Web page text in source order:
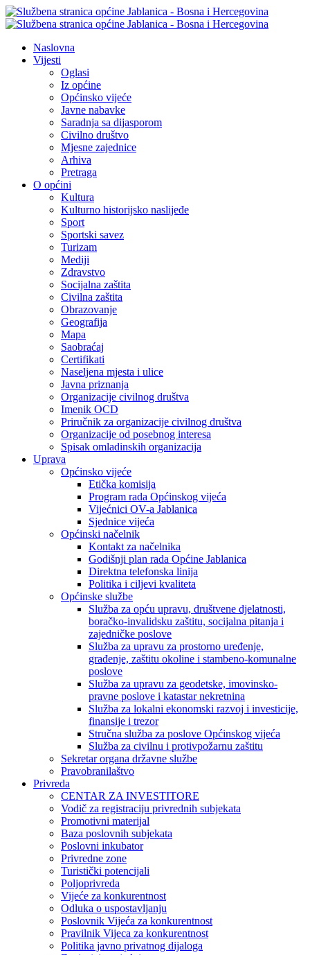
Naslovna
Vijesti
Oglasi
Iz općine
Općinsko vijeće
Javne nabavke
Saradnja sa dijasporom
Civilno društvo
Mjesne zajednice
Arhiva
Pretraga
O općini
Kultura
Kulturno historijsko naslijeđe
Sport
Sportski savez
Turizam
Mediji
Zdravstvo
Socijalna zaštita
Civilna zaštita
Obrazovanje
Geografija
Mapa
Saobraćaj
Certifikati
Naseljena mjesta i ulice
Javna priznanja
Organizacije civilnog društva
Imenik OCD
Priručnik za organizacije civilnog društva
Organizacije od posebnog interesa
Spisak omladinskih organizacija
Uprava
Općinsko vijeće
Etička komisija
Program rada Općinskog vijeća
Vijećnici OV-a Jablanica
Sjednice vijeća
Općinski načelnik
Kontakt za načelnika
Godišnji plan rada Općine Jablanica
Direktna telefonska linija
Politika i ciljevi kvaliteta
Općinske službe
Služba za opću upravu, društvene djelatnosti,
boračko-invalidsku zaštitu, socijalna pitanja i
zajedničke poslove
Služba za upravu za prostorno uređenje,
građenje, zaštitu okoline i stambeno-komunalne
poslove
Služba za upravu za geodetske, imovinsko-
pravne poslove i katastar nekretnina
Služba za lokalni ekonomski razvoj i investicije,
finansije i trezor
Stručna služba za poslove Općinskog vijeća
Služba za civilnu i protivpožarnu zaštitu
Sekretar organa državne službe
Pravobranilaštvo
Privreda
CENTAR ZA INVESTITORE
Vodič za registraciju privrednih subjekata
Promotivni materijal
Baza poslovnih subjekata
Poslovni inkubator
Privredne zone
Turistički potencijali
Poljoprivreda
Vijeće za konkurentnost
Odluka o uspostavljanju
Poslovnik Vijeća za konkurentnost
Pravilnik Vijeca za konkurentnost
Politika javno privatnog dijaloga